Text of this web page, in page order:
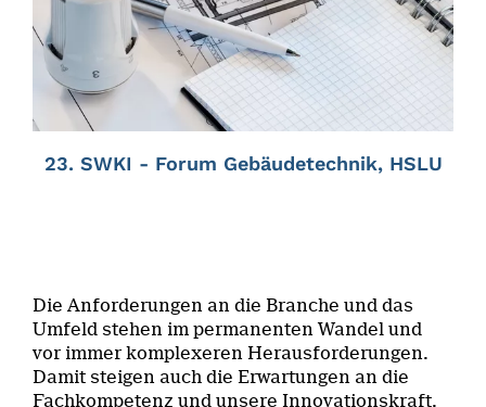
23. SWKI - Forum Gebäudetechnik, HSLU
Die Anforderungen an die Branche und das
Umfeld stehen im permanenten Wandel und
vor immer komplexeren Herausforderungen.
Damit steigen auch die Erwartungen an die
Fachkompetenz und unsere Innovationskraft.